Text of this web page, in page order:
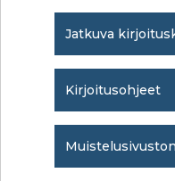
Jatkuva
Kirjoitusohjeet